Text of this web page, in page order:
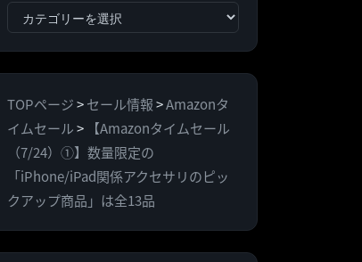
べ
カ
テ
ゴ
リ
ー
TOPページ>セール情報>Amazonタ
イムセール>
【Amazonタイムセール
（7/24）①】数量限定の
「iPhone/iPad関係アクセサリのピッ
クアップ商品」は全13品